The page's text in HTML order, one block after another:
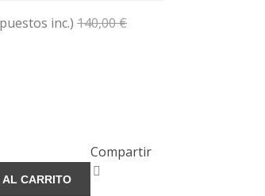
inc.) 140,00 €
CARRITO
Compartir